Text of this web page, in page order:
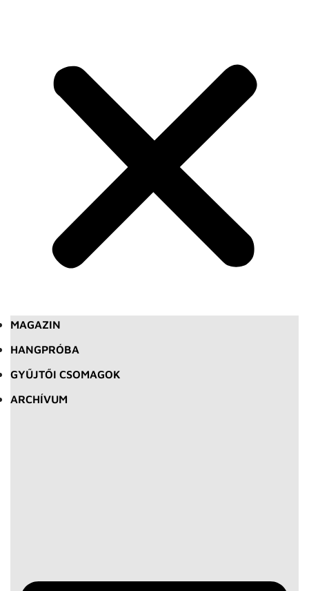
MAGAZIN
HANGPRÓBA
GYŰJTŐI CSOMAGOK
ARCHÍVUM